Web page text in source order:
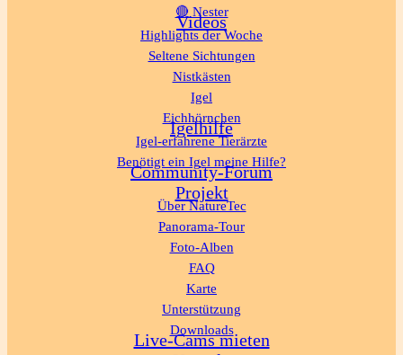
🔴 Nester
Videos
Highlights der Woche
Seltene Sichtungen
Nistkästen
Igel
Eichhörnchen
Igelhilfe
Igel-erfahrene Tierärzte
Benötigt ein Igel meine Hilfe?
Community-Forum
Projekt
Über NatureTec
Panorama-Tour
Foto-Alben
FAQ
Karte
Unterstützung
Downloads
Live-Cams mieten